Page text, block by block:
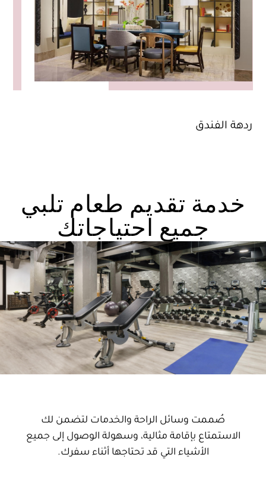
ردهة الفندق
خدمة تقديم طعام تلبي
جميع احتياجاتك
صُممت وسائل الراحة والخدمات لتضمن لك
الاستمتاع بإقامة مثالية، وسهولة الوصول إلى جميع
الأشياء التي قد تحتاجها أثناء سفرك.